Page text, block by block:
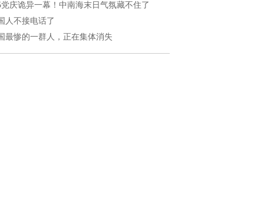
党庆诡异一幕！中南海末日气氛藏不住了
人不接电话了
最惨的一群人，正在集体消失